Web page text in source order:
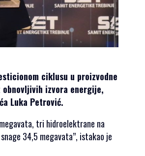
ciklusu u proizvodne
izvora energije,
Luka Petrović.
tri hidroelektrane na
34,5 megavata”, istakao je